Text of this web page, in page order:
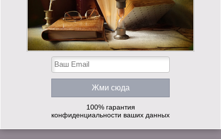
100% гарантия
конфиденциальности ваших данных